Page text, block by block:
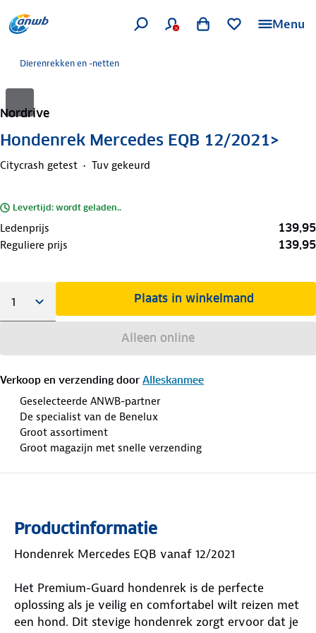
Menu
Dierenrekken en -netten
Nordrive
Hondenrek Mercedes EQB 12/2021>
Citycrash getest Tuv gekeurd
Levertijd: wordt geladen..
Ledenprijs 139,95
Reguliere prijs 139,95
Plaats in winkelmand
Alleen online
Verkoop en verzending door Alleskanmee
Geselecteerde ANWB-partner
De specialist van de Benelux
Groot assortiment
Groot magazijn met snelle verzending
Productinformatie
Hondenrek Mercedes EQB vanaf 12/2021
Het Premium-Guard hondenrek is de perfecte
oplossing als je veilig en comfortabel wilt reizen met
een hond. Dit stevige hondenrek zorgt ervoor dat je